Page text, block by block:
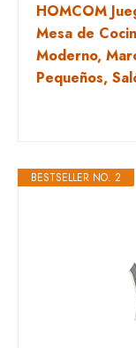
HOMCOM
Mesa de
Moderno,
Pequeños,
BESTSELLER NO. 2